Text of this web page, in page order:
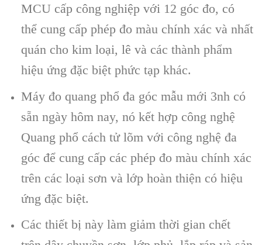
MCU cấp công nghiệp với 12 góc đo, có
thể cung cấp phép đo màu chính xác và nhất
quán cho kim loại, lê và các thành phẩm
hiệu ứng đặc biệt phức tạp khác.
Máy đo quang phổ đa góc mẫu mới 3nh có
sẵn ngày hôm nay, nó kết hợp công nghệ
Quang phổ cách tử lõm với công nghệ đa
góc để cung cấp các phép đo màu chính xác
trên các loại sơn và lớp hoàn thiện có hiệu
ứng đặc biệt.
Các thiết bị này làm giảm thời gian chết